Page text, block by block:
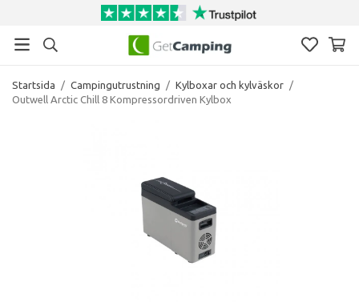
Startsida / Campingutrustning / Kylboxar och kylväskor /
Outwell Arctic Chill 8 Kompressordriven Kylbox